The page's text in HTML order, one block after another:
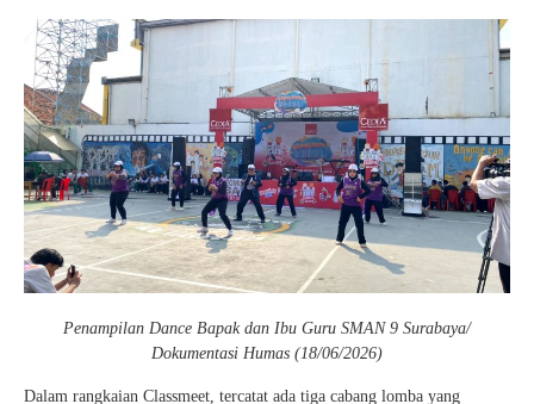
Penampilan Dance Bapak dan Ibu Guru SMAN 9 Surabaya/
Dokumentasi Humas (18/06/2026)
Dalam rangkaian Classmeet, tercatat ada tiga cabang lomba yang